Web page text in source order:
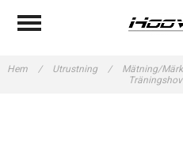
Hem / Utrustning / Mätning/